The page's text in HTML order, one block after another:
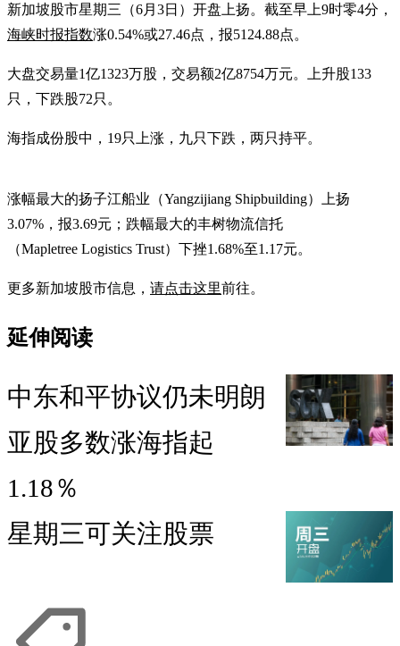
新加坡股市星期三（6月3日）开盘上扬。截至早上9时零4分，
海峡时报指数涨0.54%或27.46点，报5124.88点。
大盘交易量1亿1323万股，交易额2亿8754万元。上升股133
只，下跌股72只。
海指成份股中，19只上涨，九只下跌，两只持平。
涨幅最大的扬子江船业（Yangzijiang Shipbuilding）上扬
3.07%，报3.69元；跌幅最大的丰树物流信托
（Mapletree Logistics Trust）下挫1.68%至1.17元。
更多新加坡股市信息， 请点击这里前往。
延伸阅读
中东和平协议仍未明朗
亚股多数涨海指起
1.18％
星期三可关注股票